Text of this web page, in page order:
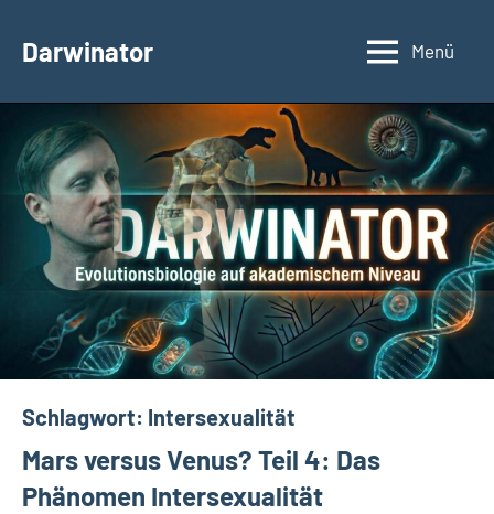
InhaltDarwinator
Evolutionsbiologie
Menü
Schlagwort: Intersexualität
Mars versus Venus? Teil 4: Das
Phänomen Intersexualität